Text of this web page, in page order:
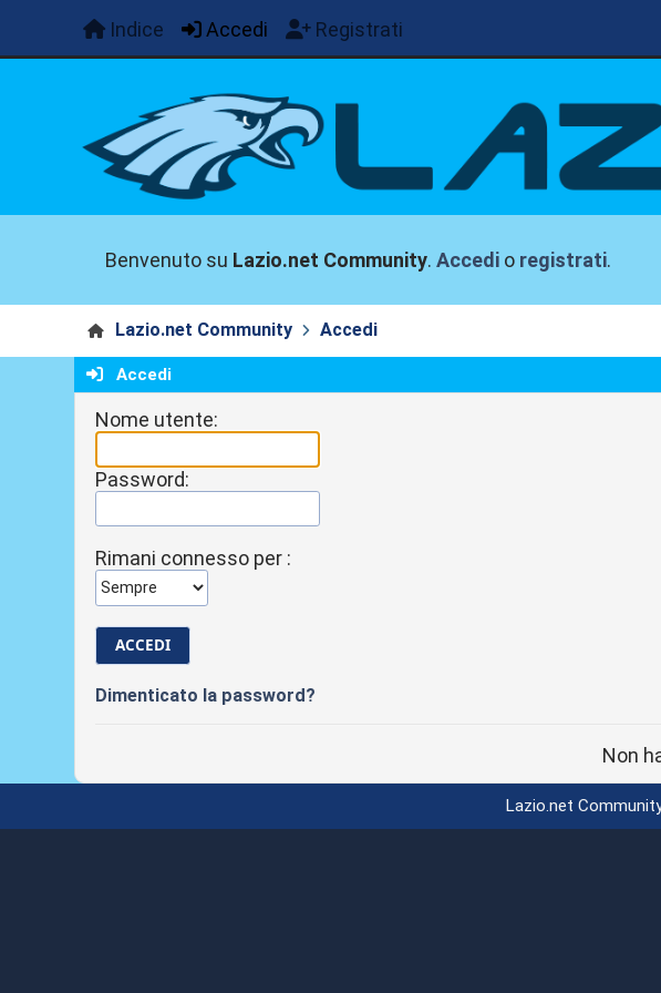
Indice Accedi Registrati
Benvenuto su Lazio.net Community.Accedi o registrati.
Lazio.net Community Accedi
Accedi
Nome utente:
Password:
Rimani connesso per :
Dimenticato la password?
Non
Lazio.net